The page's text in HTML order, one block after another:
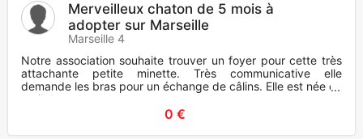
Merveilleux chaton de 5 mois à
adopter sur Marseille
Marseille 4
Notre association souhaite trouver un foyer pour cette très
attachante petite minette. Très communicative elle
demande les bras pour un échange de câlins. Elle est née en
avril d
0 €